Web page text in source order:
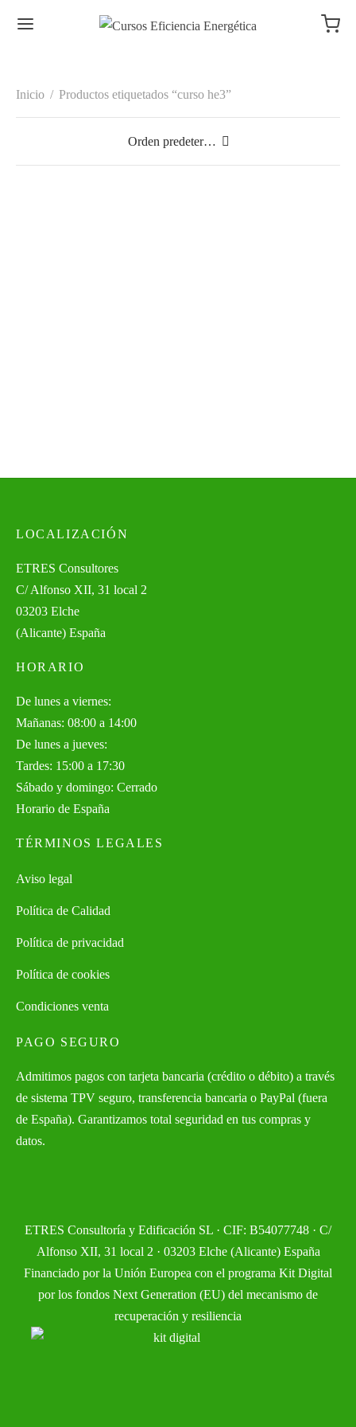
Inicio / Productos etiquetados “curso he3”
LOCALIZACIÓN
ETRES Consultores
C/ Alfonso XII, 31 local 2
03203 Elche
(Alicante) España
HORARIO
De lunes a viernes:
Mañanas: 08:00 a 14:00
De lunes a jueves:
Tardes: 15:00 a 17:30
Sábado y domingo: Cerrado
Horario de España
TÉRMINOS LEGALES
Aviso legal
Política de Calidad
Política de privacidad
Política de cookies
Condiciones venta
PAGO SEGURO
Admitimos pagos con tarjeta bancaria (crédito o débito) a través
de sistema TPV seguro, transferencia bancaria o PayPal (fuera
de España). Garantizamos total seguridad en tus compras y
datos.
ETRES Consultoría y Edificación SL · CIF: B54077748 · C/
Alfonso XII, 31 local 2 · 03203 Elche (Alicante) España
Financiado por la Unión Europea con el programa Kit Digital
por los fondos Next Generation (EU) del mecanismo de
recuperación y resiliencia